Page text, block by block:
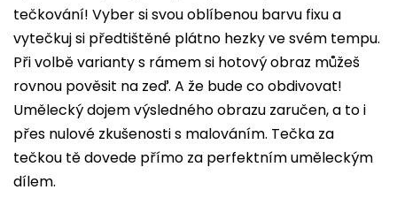
tečkování! Vyber si svou oblíbenou barvu fixu a
vytečkuj si předtištěné plátno hezky ve svém tempu.
Při volbě varianty s rámem si hotový obraz můžeš
rovnou pověsit na zeď. A že bude co obdivovat!
Umělecký dojem výsledného obrazu zaručen, a to i
přes nulové zkušenosti s malováním. Tečka za
tečkou tě dovede přímo za perfektním uměleckým
dílem.
je
0,0
z
5
hvězdiček.